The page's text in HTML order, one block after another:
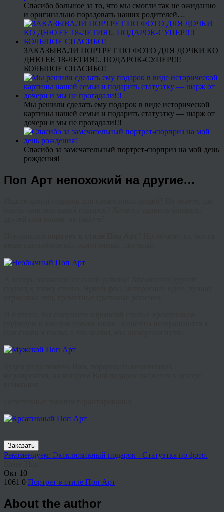
Спасибо большое за то, что мы смогли так не ожиданно
и оригинально порадовать наших родителей…
ЗАКАЗЫВАЛИ ПОРТРЕТ ПО ФОТО ДЛЯ ДОЧКИ КО
ДНЮ ЕЕ 18-ЛЕТИЯ!.. ПОДАРОК-СУПЕР!!!!
БОЛЬШОЕ СПАСИБО!
Мы решили сделать ему подарок в виде исторической
картины нашей семьи и подарить статуэтку — шарж от
дочери и мы не прогадали!!!
Спасибо за замечательный портрет-сюрприз на мой день
рождения!
Поп Арт непохожий на другие…
Заказать
Рекомендуем: Эксклюзивный подарок - Статуэтка по фото.
Окт 10
1061 0 Портрет в стиле Поп Арт
About the author